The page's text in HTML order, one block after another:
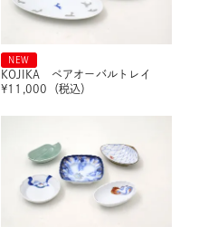
NEW
KOJIKA ペアオーバルトレイ
¥11,000 （税込）